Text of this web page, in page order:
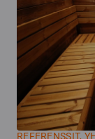
REFERENSSIT,